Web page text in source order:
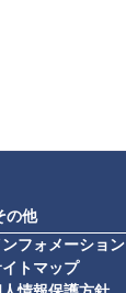
の他
ンフォメーション
トマップ